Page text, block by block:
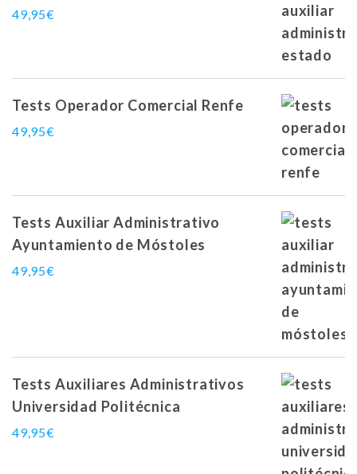
49,95€
Tests Operador Comercial Renfe
49,95€
Tests Auxiliar Administrativo
Ayuntamiento de Móstoles
49,95€
Tests Auxiliares Administrativos
Universidad Politécnica
49,95€